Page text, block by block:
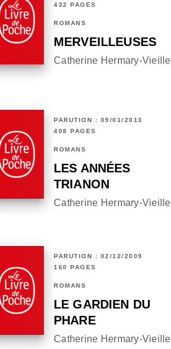
432 PAGES
ROMANS
MERVEILLEUSES
Catherine Hermary-Vieille
PARUTION : 09/01/2013
408 PAGES
ROMANS
LES ANNÉES
TRIANON
Catherine Hermary-Vieille
PARUTION : 02/12/2009
160 PAGES
ROMANS
LE GARDIEN DU
PHARE
Catherine Hermary-Vieille